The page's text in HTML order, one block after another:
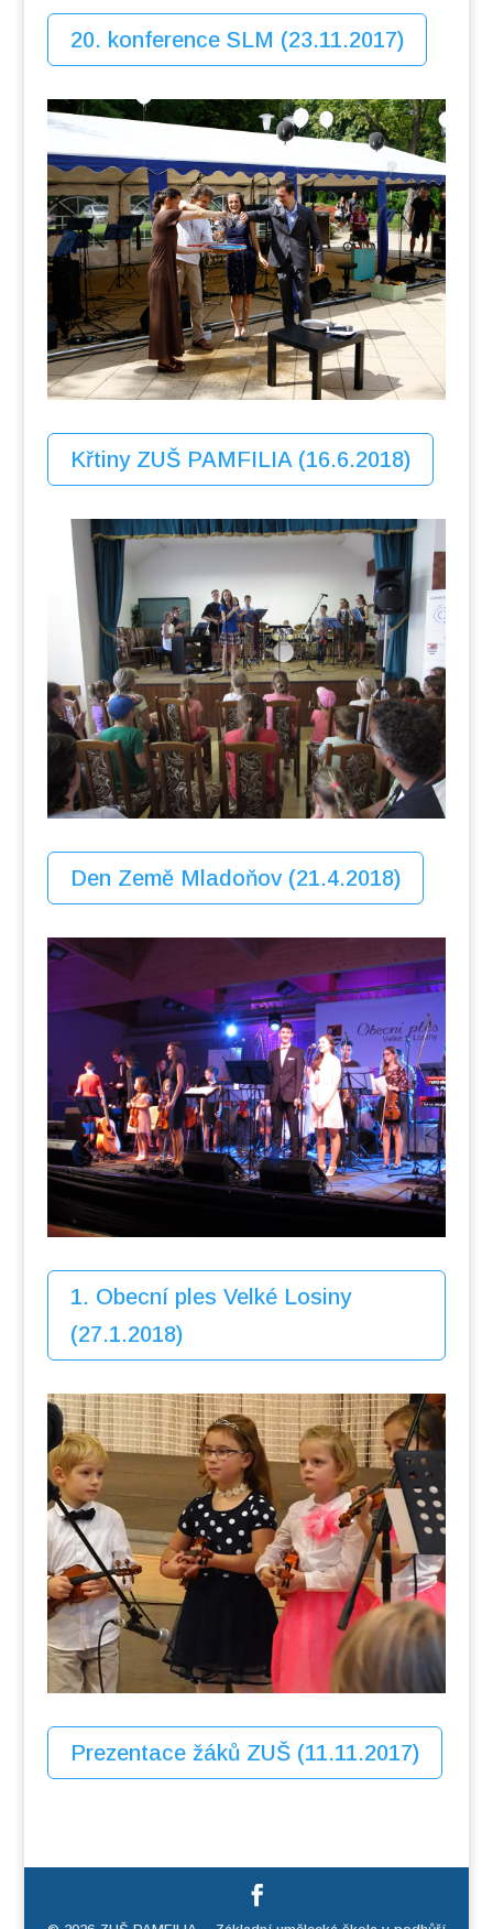
20. konference SLM (23.11.2017)
Křtiny ZUŠ PAMFILIA (16.6.2018)
Den Země Mladoňov (21.4.2018)
1. Obecní ples Velké Losiny
(27.1.2018)
Prezentace žáků ZUŠ (11.11.2017)